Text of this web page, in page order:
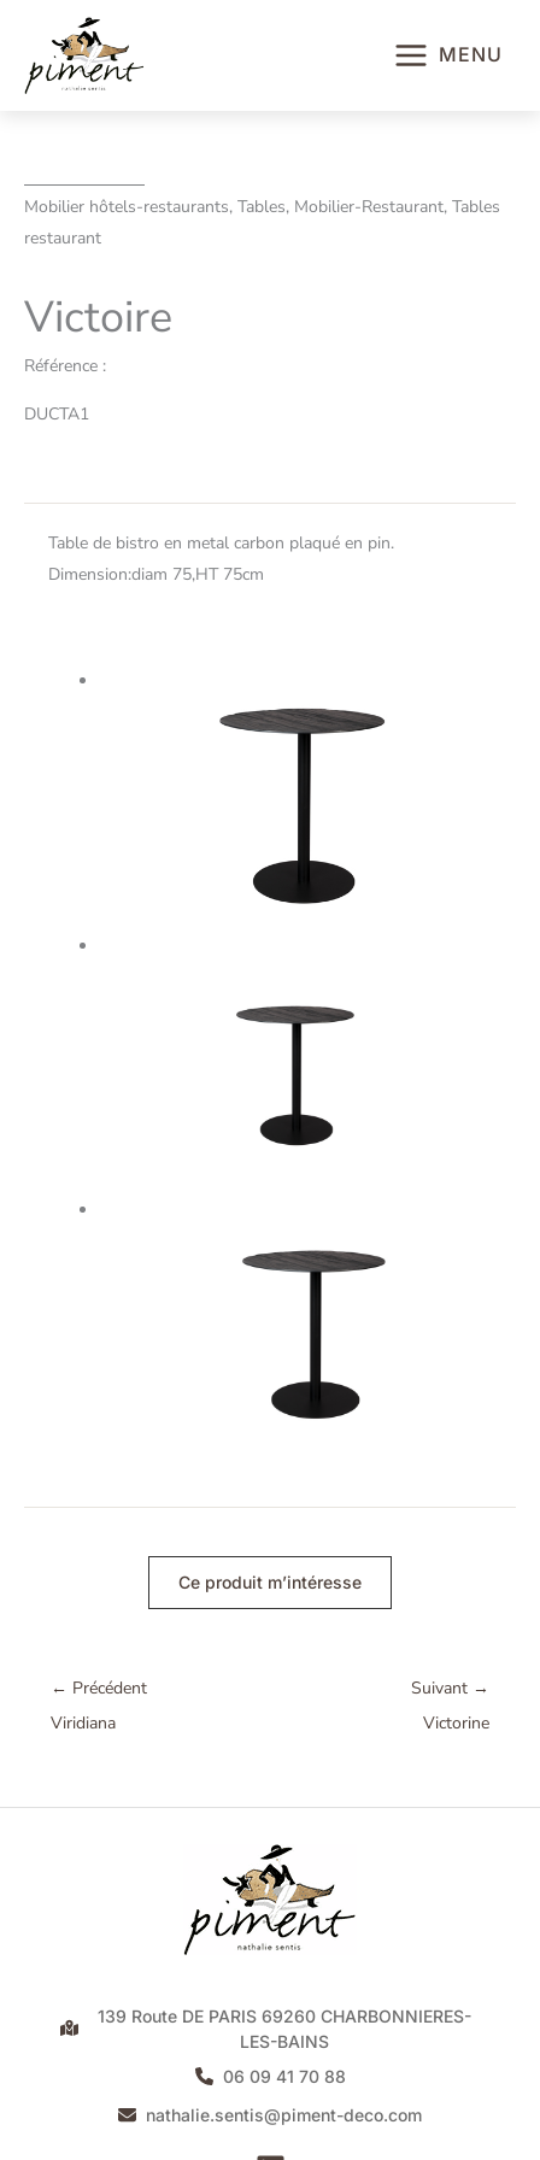
contenu
MENU
Mobilier hôtels-restaurants, Tables, Mobilier-Restaurant, Tables
restaurant
Victoire
Référence :
DUCTA1
Table de bistro en metal carbon plaqué en pin.
Dimension:diam 75,HT 75cm
Ce produit m’intéresse
← Précédent
Viridiana
Suivant →
Victorine
139 Route DE PARIS 69260 CHARBONNIERES-
LES-BAINS
06 09 41 70 88
nathalie.sentis@piment-deco.com